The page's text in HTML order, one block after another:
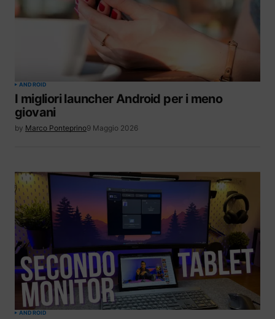
ANDROID
I migliori launcher Android per i meno
giovani
by Marco Ponteprino9 Maggio 2026
ANDROID